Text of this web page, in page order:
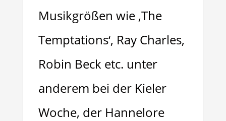
Musikgrößen wie ‚The
Temptations‘, Ray Charles,
Robin Beck etc. unter
anderem bei der Kieler
Woche, der Hannelore